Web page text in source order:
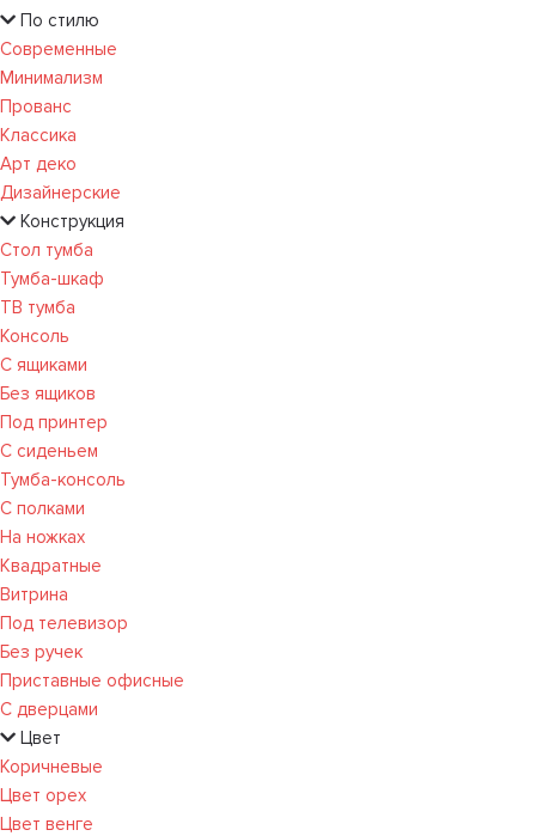
По стилю
Современные
Минимализм
Прованс
Классика
Арт деко
Дизайнерские
Конструкция
Стол тумба
Тумба-шкаф
ТВ тумба
Консоль
С ящиками
Без ящиков
Под принтер
С сиденьем
Тумба-консоль
С полками
На ножках
Квадратные
Витрина
Под телевизор
Без ручек
Приставные офисные
С дверцами
Цвет
Коричневые
Цвет орех
Цвет венге